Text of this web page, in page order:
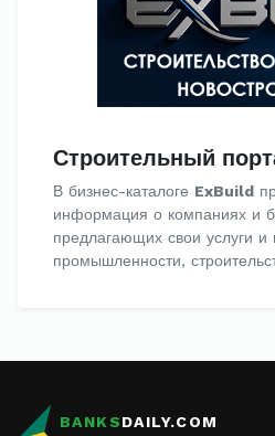
Строительный
В бизнес-каталоге ExBuild
информация о компаниях и
предлагающих свои услуги и
промышленности,
BANKSDAILY.COM